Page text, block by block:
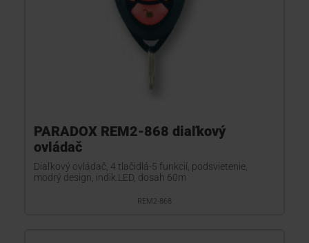
PARADOX REM2-868 diaľkový
ovládač
Diaľkový ovládač, 4 tlačidlá-5 funkcií, podsvietenie,
modrý design, indik.LED, dosah 60m
REM2-868